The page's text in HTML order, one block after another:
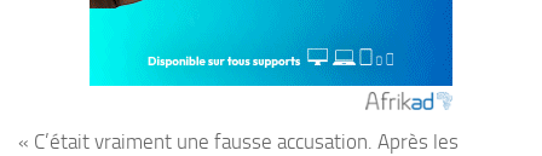
« C’était vraiment une fausse accusation. Après les